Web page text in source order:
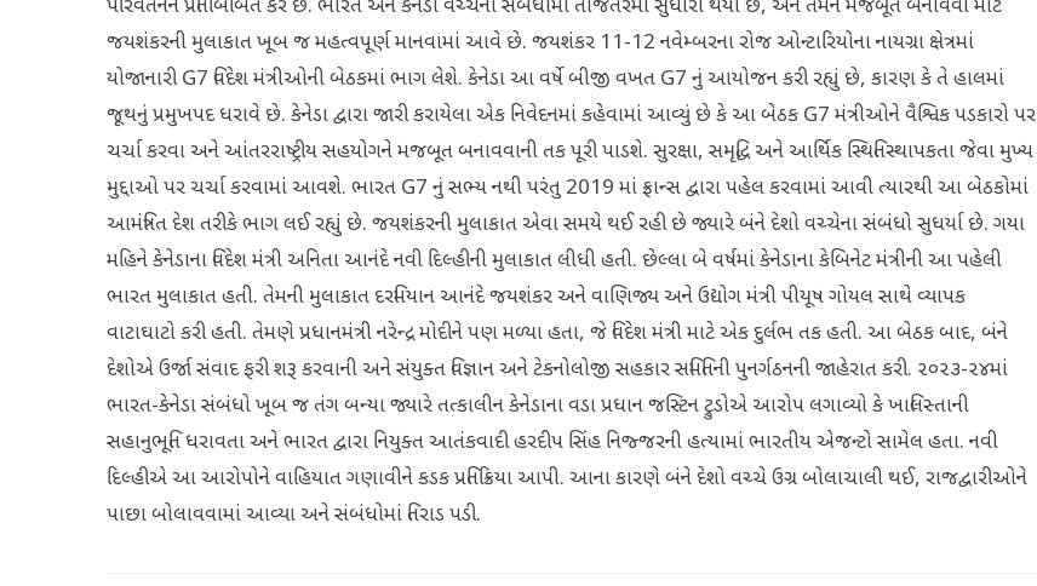
પરિવર્તનને પ્રતિબિંબિત કરે છે. ભારત અને કેનેડા વચ્ચેના સંબંધોમાં તાજેતરમાં સુધારો થયો છે, અને તેમને મજબૂત બનાવવા માટે
જયશંકરની મુલાકાત ખૂબ જ મહત્વપૂર્ણ માનવામાં આવે છે. જયશંકર 11-12 નવેમ્બરના રોજ ઓન્ટારિયોના નાયગ્રા ક્ષેત્રમાં
યોજાનારી G7 વિદેશ મંત્રીઓની બેઠકમાં ભાગ લેશે. કેનેડા આ વર્ષે બીજી વખત G7 નું આયોજન કરી રહ્યું છે, કારણ કે તે હાલમાં
જૂથનું પ્રમુખપદ ધરાવે છે. કેનેડા દ્વારા જારી કરાયેલા એક નિવેદનમાં કહેવામાં આવ્યું છે કે આ બેઠક G7 મંત્રીઓને વૈશ્વિક પડકારો પર
ચર્ચા કરવા અને આંતરરાષ્ટ્રીય સહયોગને મજબૂત બનાવવાની તક પૂરી પાડશે. સુરક્ષા, સમૃદ્ધિ અને આર્થિક સ્થિતિસ્થાપકતા જેવા મુખ્ય
મુદ્દાઓ પર ચર્ચા કરવામાં આવશે. ભારત G7 નું સભ્ય નથી પરંતુ 2019 માં ફ્રાન્સ દ્વારા પહેલ કરવામાં આવી ત્યારથી આ બેઠકોમાં
આમંત્રિત દેશ તરીકે ભાગ લઈ રહ્યું છે. જયશંકરની મુલાકાત એવા સમયે થઈ રહી છે જ્યારે બંને દેશો વચ્ચેના સંબંધો સુધર્યા છે. ગયા
મહિને કેનેડાના વિદેશ મંત્રી અનિતા આનંદે નવી દિલ્હીની મુલાકાત લીધી હતી. છેલ્લા બે વર્ષમાં કેનેડાના કેબિનેટ મંત્રીની આ પહેલી
ભારત મુલાકાત હતી. તેમની મુલાકાત દરમિયાન આનંદે જયશંકર અને વાણિજ્ય અને ઉદ્યોગ મંત્રી પીયૂષ ગોયલ સાથે વ્યાપક
વાટાઘાટો કરી હતી. તેમણે પ્રધાનમંત્રી નરેન્દ્ર મોદીને પણ મળ્યા હતા, જે વિદેશ મંત્રી માટે એક દુર્લભ તક હતી. આ બેઠક બાદ, બંને
દેશોએ ઉર્જા સંવાદ ફરી શરૂ કરવાની અને સંયુક્ત વિજ્ઞાન અને ટેકનોલોજી સહકાર સમિતિની પુનર્ગઠનની જાહેરાત કરી. ૨૦૨૩-૨૪માં
ભારત-કેનેડા સંબંધો ખૂબ જ તંગ બન્યા જ્યારે તત્કાલીન કેનેડાના વડા પ્રધાન જસ્ટિન ટ્રુડોએ આરોપ લગાવ્યો કે ખાલિસ્તાની
સહાનુભૂતિ ધરાવતા અને ભારત દ્વારા નિયુક્ત આતંકવાદી હરદીપ સિંહ નિજ્જરની હત્યામાં ભારતીય એજન્ટો સામેલ હતા. નવી
દિલ્હીએ આ આરોપોને વાહિયાત ગણાવીને કડક પ્રતિક્રિયા આપી. આના કારણે બંને દેશો વચ્ચે ઉગ્ર બોલાચાલી થઈ, રાજદ્વારીઓને
પાછા બોલાવવામાં આવ્યા અને સંબંધોમાં તિરાડ પડી.